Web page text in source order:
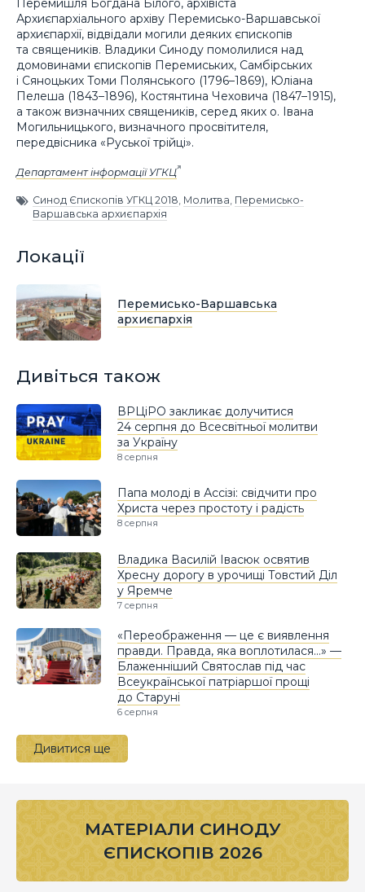
Перемишля Богдана Білого, архівіста
Архиєпархіального архіву Перемисько-Варшавської
архиєпархії, відвідали могили деяких єпископів
та священиків. Владики Синоду помолилися над
домовинами єпископів Перемиських, Самбірських
і Сяноцьких Томи Полянського (1796–1869), Юліана
Пелеша (1843–1896), Костянтина Чеховича (1847–1915),
а також визначних священиків, серед яких о. Івана
Могильницького, визначного просвітителя,
передвісника «Руської трійці».
Департамент інформації УГКЦ
Синод Єпископів УГКЦ 2018 Молитва Перемисько-
Варшавська архиєпархія
Локації
Перемисько-Варшавська
архиєпархія
Дивіться також
ВРЦіРО закликає долучитися
24 серпня до Всесвітньої молитви
за Україну
8 серпня
Папа молоді в Ассізі: свідчити про
Христа через простоту і радість
8 серпня
Владика Василій Івасюк освятив
Хресну дорогу в урочищі Товстий Діл
у Яремче
7 серпня
«Переображення — це є виявлення
правди. Правда, яка воплотилася…» —
Блаженніший Святослав під час
Всеукраїнської патріаршої прощі
до Старуні
6 серпня
Дивитися ще
МАТЕРІАЛИ СИНОДУ
ЄПИСКОПІВ 2026